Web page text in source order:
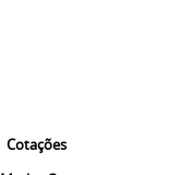
Cotações